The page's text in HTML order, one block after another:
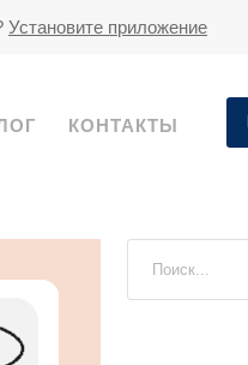
Установите приложение
КОНТАКТЫ